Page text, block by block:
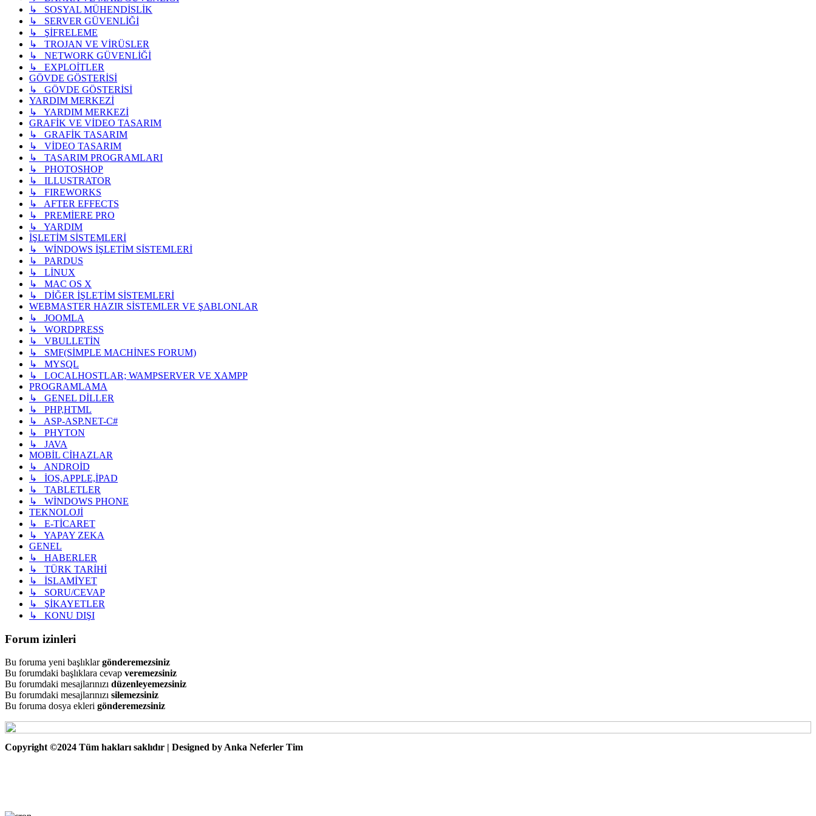
↳ SOSYAL MÜHENDİSLİK
↳ SERVER GÜVENLİĞİ
↳ ŞİFRELEME
↳ TROJAN VE VİRÜSLER
↳ NETWORK GÜVENLİĞİ
↳ EXPLOİTLER
GÖVDE GÖSTERİSİ
↳ GÖVDE GÖSTERİSİ
YARDIM MERKEZİ
↳ YARDIM MERKEZİ
GRAFİK VE VİDEO TASARIM
↳ GRAFİK TASARIM
↳ VİDEO TASARIM
↳ TASARIM PROGRAMLARI
↳ PHOTOSHOP
↳ ILLUSTRATOR
↳ FIREWORKS
↳ AFTER EFFECTS
↳ PREMİERE PRO
↳ YARDIM
İŞLETİM SİSTEMLERİ
↳ WİNDOWS İŞLETİM SİSTEMLERİ
↳ PARDUS
↳ LİNUX
↳ MAC OS X
↳ DİĞER İŞLETİM SİSTEMLERİ
WEBMASTER HAZIR SİSTEMLER VE ŞABLONLAR
↳ JOOMLA
↳ WORDPRESS
↳ VBULLETİN
↳ SMF(SİMPLE MACHİNES FORUM)
↳ MYSQL
↳ LOCALHOSTLAR; WAMPSERVER VE XAMPP
PROGRAMLAMA
↳ GENEL DİLLER
↳ PHP,HTML
↳ ASP-ASP.NET-C#
↳ PHYTON
↳ JAVA
MOBİL CİHAZLAR
↳ ANDROİD
↳ İOS,APPLE,İPAD
↳ TABLETLER
↳ WİNDOWS PHONE
TEKNOLOJİ
↳ E-TİCARET
↳ YAPAY ZEKA
GENEL
↳ HABERLER
↳ TÜRK TARİHİ
↳ İSLAMİYET
↳ SORU/CEVAP
↳ ŞİKAYETLER
↳ KONU DIŞI
Forum izinleri
Bu foruma yeni başlıklargönderemezsiniz
Bu forumdaki başlıklara cevap veremezsiniz
Bu forumdaki mesajlarınızı düzenleyemezsiniz
Bu forumdaki mesajlarınızı silemezsiniz
Bu foruma dosya ekleri gönderemezsiniz
Copyright ©2024 Tüm hakları saklıdır | Designed by Anka Neferler Tim